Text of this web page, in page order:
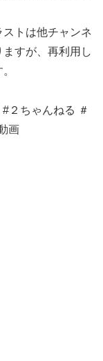
トは他チャンネ
すが、再利用し
２ちゃんねる ＃
画